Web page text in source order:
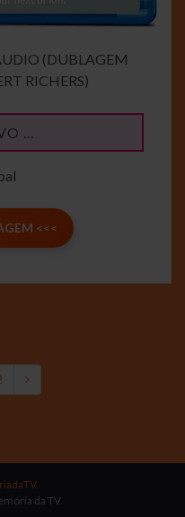
(DUBLAGEM
RICHERS)
…
<<<
da TV.